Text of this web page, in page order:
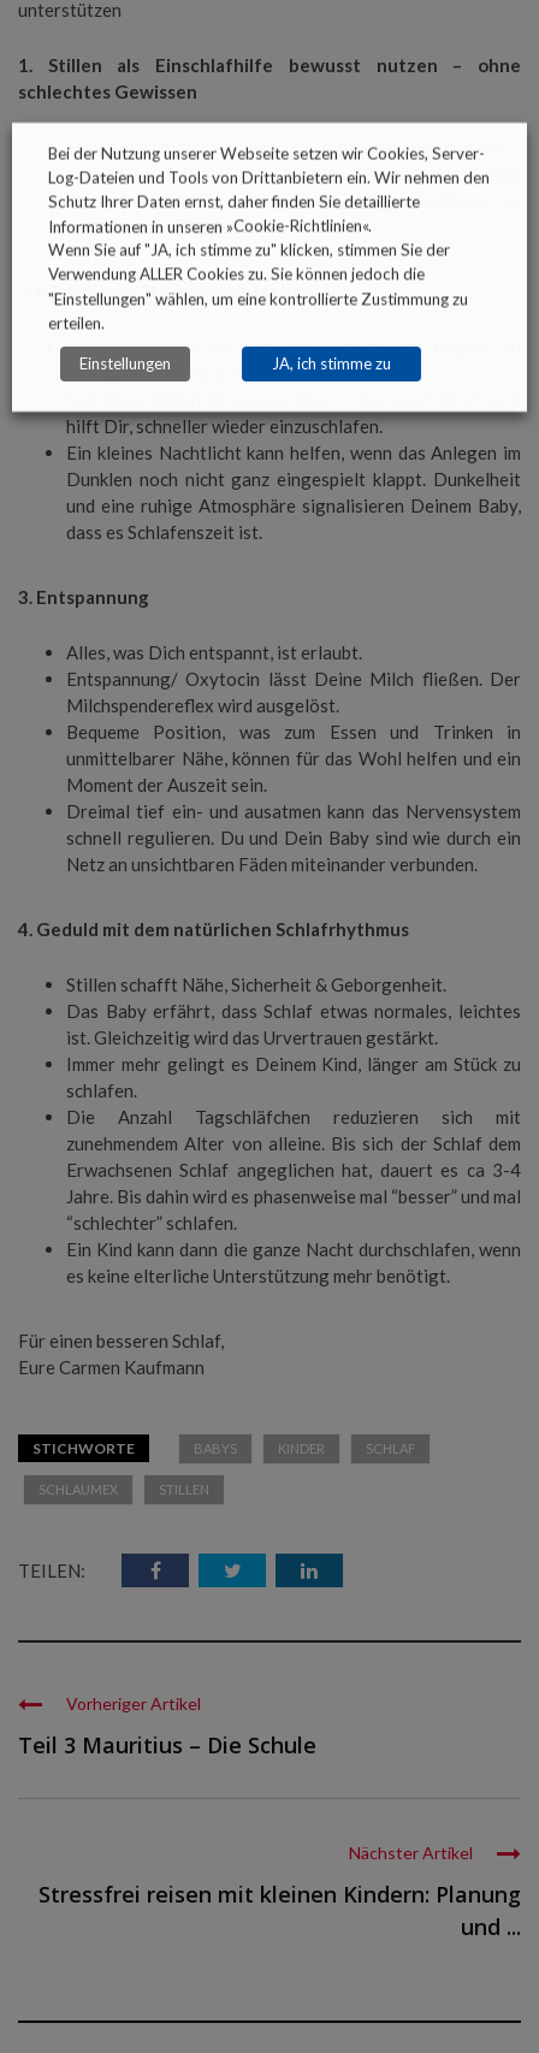
unterstützen
1. Stillen als Einschlafhilfe bewusst nutzen – ohne
schlechtes Gewissen
Stillen beruhigt, reguliert und hilft beim Einschlafen –
besonders in den ersten Monaten. Zusätzlich und nach
und nach kannst Du weitere Einschlafhilfen etablieren, so
hast Du mehr Flexibilität im Alltag.
2. Nächtliches Stillen vereinfachen
Beistellbett nutzen, um das Stillen im Liegen zu
ermöglichen, ohne aufstehen zu müssen.
hilft Dir, schneller wieder einzuschlafen.
Ein kleines Nachtlicht kann helfen, wenn das Anlegen im
Dunklen noch nicht ganz eingespielt klappt. Dunkelheit
und eine ruhige Atmosphäre signalisieren Deinem Baby,
dass es Schlafenszeit ist.
3. Entspannung
Alles, was Dich entspannt, ist erlaubt.
Entspannung/ Oxytocin lässt Deine Milch fließen. Der
Milchspendereflex wird ausgelöst.
Bequeme Position, was zum Essen und Trinken in
unmittelbarer Nähe, können für das Wohl helfen und ein
Moment der Auszeit sein.
Dreimal tief ein- und ausatmen kann das Nervensystem
schnell regulieren. Du und Dein Baby sind wie durch ein
Netz an unsichtbaren Fäden miteinander verbunden.
4. Geduld mit dem natürlichen Schlafrhythmus
Stillen schafft Nähe, Sicherheit & Geborgenheit.
Das Baby erfährt, dass Schlaf etwas normales, leichtes
ist. Gleichzeitig wird das Urvertrauen gestärkt.
Immer mehr gelingt es Deinem Kind, länger am Stück zu
schlafen.
Die Anzahl Tagschläfchen reduzieren sich mit
zunehmendem Alter von alleine. Bis sich der Schlaf dem
Erwachsenen Schlaf angeglichen hat, dauert es ca 3-4
Jahre. Bis dahin wird es phasenweise mal “besser” und mal
“schlechter” schlafen.
Ein Kind kann dann die ganze Nacht durchschlafen, wenn
es keine elterliche Unterstützung mehr benötigt.
Für einen besseren Schlaf,
Eure Carmen Kaufmann
STICHWORTE BABYS KINDER SCHLAF
SCHLAUMEX STILLEN
TEILEN:
Vorheriger Artikel
Teil 3 Mauritius – Die Schule
Nächster Artikel
Stressfrei reisen mit kleinen Kindern: Planung
und ...
Bei der Nutzung unserer Webseite setzen wir Cookies, Server-
Log-Dateien und Tools von Drittanbietern ein. Wir nehmen den
Schutz Ihrer Daten ernst, daher finden Sie detaillierte
Informationen in unseren »Cookie-Richtlinien«.
Wenn Sie auf "JA, ich stimme zu" klicken, stimmen Sie der
Verwendung ALLER Cookies zu. Sie können jedoch die
"Einstellungen" wählen, um eine kontrollierte Zustimmung zu
erteilen.
Einstellungen JA, ich stimme zu